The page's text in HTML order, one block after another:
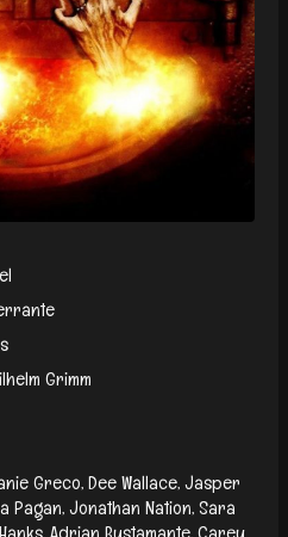
Grimm
Greco, Dee Wallace, Jasper
Pagan, Jonathan Nation, Sara